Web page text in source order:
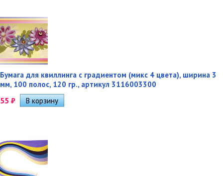
Бумага для квиллинга с градиентом (микс 4 цвета), ширина 3
мм, 100 полос, 120 гр., артикул 3116003300
55 ₽